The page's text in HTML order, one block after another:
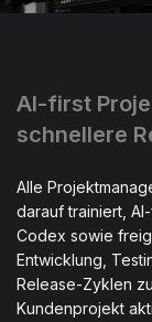
AI-first
schnellere
Alle
darauf trainiert,
Codex sowie
Entwicklung,
Release-Zyklen
Kundenprojekt